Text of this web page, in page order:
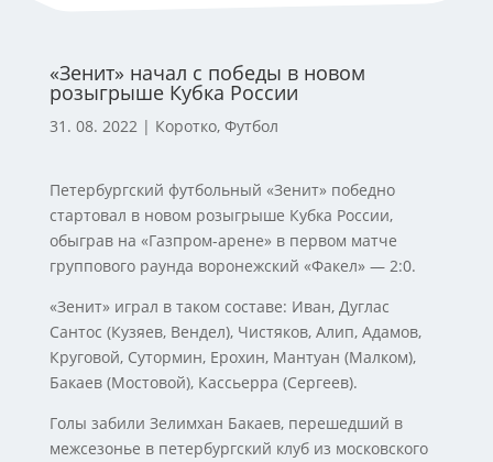
«Зенит» начал с победы в новом
розыгрыше Кубка России
31. 08. 2022| Коротко, Футбол
Петербургский футбольный «Зенит» победно
стартовал в новом розыгрыше Кубка России,
обыграв на «Газпром-арене» в первом матче
группового раунда воронежский «Факел» — 2:0.
«Зенит» играл в таком составе: Иван, Дуглас
Сантос (Кузяев, Вендел), Чистяков, Алип, Адамов,
Круговой, Сутормин, Ерохин, Мантуан (Малком),
Бакаев (Мостовой), Кассьерра (Сергеев).
Голы забили Зелимхан Бакаев, перешедший в
межсезонье в петербургский клуб из московского